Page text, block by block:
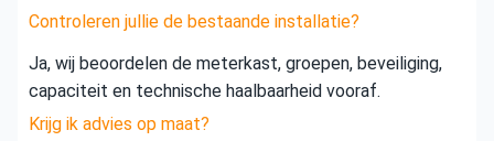
Controleren jullie de bestaande installatie?
Ja, wij beoordelen de meterkast, groepen, beveiliging,
capaciteit en technische haalbaarheid vooraf.
Krijg ik advies op maat?